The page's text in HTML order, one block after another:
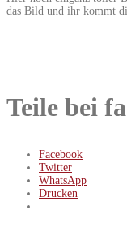
das Bild und ihr kommt
Teile bei
Facebook
Twitter
WhatsApp
Drucken